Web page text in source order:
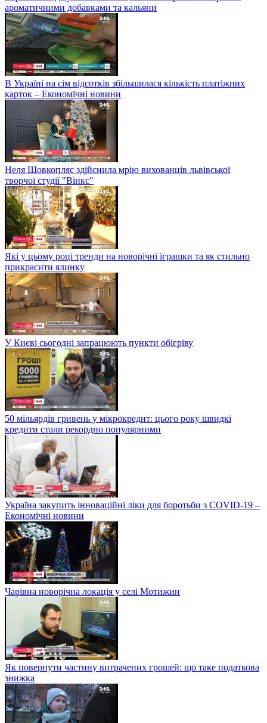
ароматичними добавками та кальяни
В Україні на сім відсотків збільшилася кількість платіжних
карток – Економічні новини
Неля Шовкопляс здійснила мрію вихованців львівської
творчої студії "Вінкс"
Які у цьому році тренди на новорічні іграшки та як стильно
прикрасити ялинку
У Києві сьогодні запрацюють пункти обігріву
50 мільярдів гривень у мікрокредит: цього року швидкі
кредити стали рекордно популярними
Україна закупить інноваційні ліки для боротьби з COVID-19 –
Економічні новини
Чарівна новорічна локація у селі Мотижин
Як повернути частину витрачених грошей: що таке податкова
знижка